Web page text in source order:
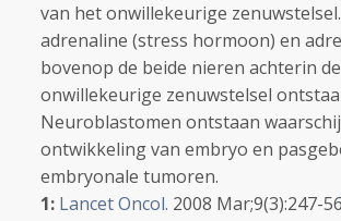
van het onwillekeurige
adrenaline (stress hormoon) en
bovenop de beide nieren achterin
onwillekeurige zenuwstelsel
Neuroblastomen ontstaan
ontwikkeling van embryo en
embryonale tumoren.
1: Lancet Oncol. 2008 Mar;9(3):247-